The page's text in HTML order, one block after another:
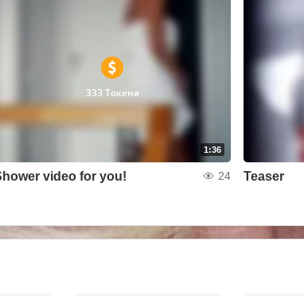
1:36
333 Токена
video for you! 24 Teaser